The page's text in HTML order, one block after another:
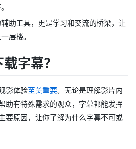
助工具，更是学习和交流的桥梁，让
层楼。
字幕？
影体验至关重要。无论是理解影片内
助有特殊需求的观众，字幕都能发挥
要原因，让你了解为什么字幕不可或